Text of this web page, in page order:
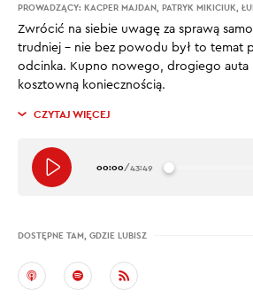
PROWADZĄCY: KACPER MAJDAN, PATRYK MIKICIUK,
Zwrócić na siebie uwagę za sprawą
trudniej – nie bez powodu był to temat
odcinka. Kupno nowego, drogiego auta
kosztowną koniecznością.
CZYTAJ WIĘCEJ
00:00/43:49
DOSTĘPNE TAM, GDZIE LUBISZ